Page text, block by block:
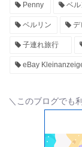
Penny ベル
ベルリン デ
子連れ旅行
eBay
＼このブログでも